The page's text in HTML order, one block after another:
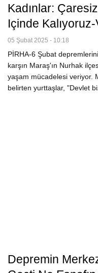
Kadınlar:
Içinde
05 Şubat 2025 - 10:18
PİRHA-6 Şubat
karşın Maraş'ın Nurhak
yaşam mücadelesi veriyor.
belirten yurttaşlar, "Devlet
Depremin